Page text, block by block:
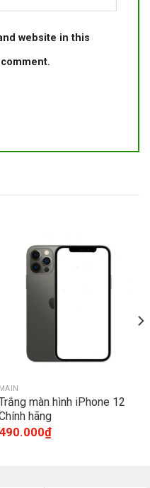
website in this
MAIN
màn hình iPhone 12
hãng
490.000₫